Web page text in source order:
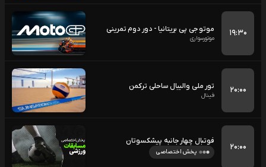
۱۹:۳۰ موتو جی پی بریتانیا - دور دوم تمرینی
موتورسواری
۲۰:۰۰ تور ملی والیبال ساحلی ترکمن
فینال
۲۰:۰۰
فوتبال چهار جانبه پیشکسوتان
پخش اختصاصی